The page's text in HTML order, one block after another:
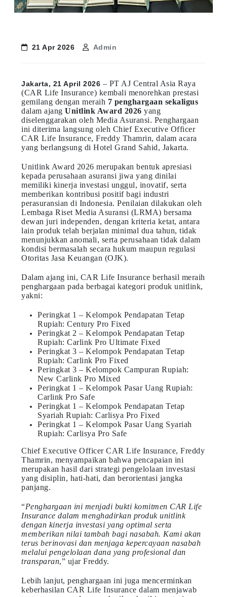
21 Apr 2026 Admin
Jakarta, 21 April 2026 – PT AJ Central Asia Raya
(CAR Life Insurance) kembali menorehkan prestasi
gemilang dengan meraih 7 penghargaan sekaligus
dalam ajangUnitlink Award 2026 yang
diselenggarakan oleh Media Asuransi. Penghargaan
ini diterima langsung oleh Chief Executive Officer
CAR Life Insurance, Freddy Thamrin, dalam acara
yang berlangsung di Hotel Grand Sahid, Jakarta.
Unitlink Award 2026 merupakan bentuk apresiasi
kepada perusahaan asuransi jiwa yang dinilai
memiliki kinerja investasi unggul, inovatif, serta
memberikan kontribusi positif bagi industri
perasuransian di Indonesia. Penilaian dilakukan oleh
Lembaga Riset Media Asuransi (LRMA) bersama
dewan juri independen, dengan kriteria ketat, antara
lain produk telah berjalan minimal dua tahun, tidak
menunjukkan anomali, serta perusahaan tidak dalam
kondisi bermasalah secara hukum maupun regulasi
Otoritas Jasa Keuangan (OJK).
Dalam ajang ini, CAR Life Insurance berhasil meraih
penghargaan pada berbagai kategori produk unitlink,
yakni:
Peringkat 1 – Kelompok Pendapatan Tetap
Rupiah: Century Pro Fixed
Peringkat 2 – Kelompok Pendapatan Tetap
Rupiah: Carlink Pro Ultimate Fixed
Peringkat 3 – Kelompok Pendapatan Tetap
Rupiah: Carlink Pro Fixed
Peringkat 3 – Kelompok Campuran Rupiah:
New Carlink Pro Mixed
Peringkat 1 – Kelompok Pasar Uang Rupiah:
Carlink Pro Safe
Peringkat 1 – Kelompok Pendapatan Tetap
Syariah Rupiah: Carlisya Pro Fixed
Peringkat 1 – Kelompok Pasar Uang Syariah
Rupiah: Carlisya Pro Safe
Chief Executive Officer CAR Life Insurance, Freddy
Thamrin, menyampaikan bahwa pencapaian ini
merupakan hasil dari strategi pengelolaan investasi
yang disiplin, hati-hati, dan berorientasi jangka
panjang.
“Penghargaan ini menjadi bukti komitmen CAR Life
Insurance dalam menghadirkan produk unitlink
dengan kinerja investasi yang optimal serta
memberikan nilai tambah bagi nasabah. Kami akan
terus berinovasi dan menjaga kepercayaan nasabah
melalui pengelolaan dana yang profesional dan
transparan,” ujar Freddy.
Lebih lanjut, penghargaan ini juga mencerminkan
keberhasilan CAR Life Insurance dalam menjawab